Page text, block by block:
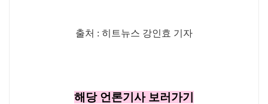
출처 : 히트뉴스 강인효 기자
해당 언론기사 보러가기